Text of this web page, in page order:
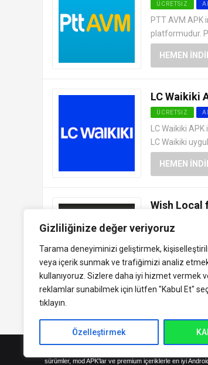
Gizliliğinize değer veriyoruz
Tarama deneyiminizi geliştirmek,
veya içerik sunmak ve trafiğimizi analiz
kullanıyoruz. Sizlere daha iyi hizmet vermek
reklamlar sunabilmek için lütfen "Kabul Et"
tıklayın.
Özelleştirmek
ÜCRETSIZ
PTT AVM APK
platformudur.
HEMEN
LC Waikiki
ÜCRETSIZ
LC Waikiki
LC Waikiki
HEMEN
Wish Local
Wish Local for
mağazalarına,
HEMEN
indirVip.com, en güvenilir ve hızlı APK indirme
sürümler, mod APK'lar ve premium içeriklerle en iyi